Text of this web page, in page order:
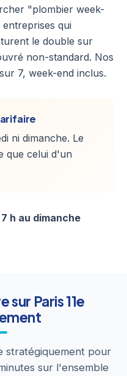
"plombier week-
qui
le double sur
non-standard. Nos
7, week-end inclus.
ni dimanche. Le
que celui d'un
h au dimanche
Paris 11e
stratégiquement pour
sur l'ensemble